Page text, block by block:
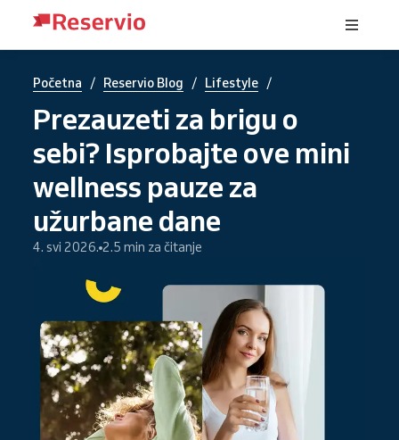
Početna / Reservio Blog / Lifestyle /
Prezauzeti za brigu o
sebi? Isprobajte ove mini
wellness pauze za
užurbane dane
4. svi 2026. 2.5 min za čitanje